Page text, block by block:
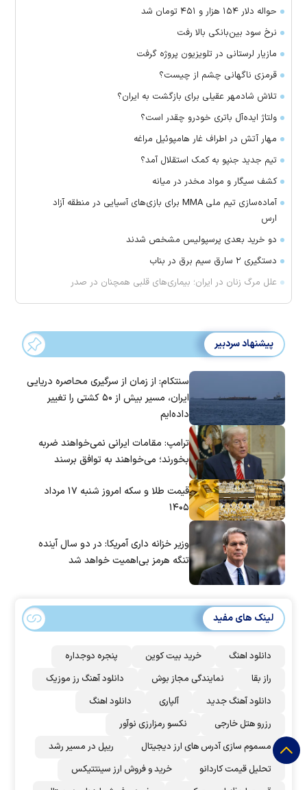
حواله دلار ۱۵۴ هزار و ۴۵۱ تومان شد
نرخ سود بین‌بانکی بالا رفت
مازیار لرستانی در تلویزیون پروژه گرفت
قرمزی ناگهانی چشم از چیست؟
تلاش شادمهر عقیلی برای بازگشت به ایران؟
ولتاژ ایده‌آل باتری خودرو چقدر است؟
مهار آتش در اطراف غار هامپوئیل مراغه
تیم جدید جنپو به کمک استقلال آمد؟
کشف سیگار و مواد مخدر در میانه
آماده‌سازی تیم ملی MMA برای بازی‌های آسیایی در منطقه آزاد
ارس
دو خرید بعدی پرسپولیس مشخص شدند
دستگیری ۲ سارق سیم برق در بناب
علل مرگ زنان در ایران؛ بیماری‌های قلبی همچنان در صدر
پیشنهاد سردبیر
سنتکام: از زمان از سرگیری محاصره دریایی
ایران، مسیر بیش از ۵۰ کشتی را تغییر
داده‌ایم
ترامپ: مقامات ایرانی نمی‌خواهند ضربه
بخورند؛ می‌خواهند به توافق برسند
قیمت طلا و سکه امروز شنبه ۱۷ مرداد
۱۴۰۵
وزیر خزانه داری آمریکا: در دو سال آینده
تنگه هرمز بی‌اهمیت خواهد شد
لینک های مفید
دانلود اهنگ خرید بیت کوین
پنجره دوجداره
راز بقا
نمایندگی مجاز بوش
دانلود آهنگ رز‌ موزیک
دانلود آهنگ جدید
آلپاری
دانلود اهنگ
رزرو هتل خارجی
نکسو رمزارزی نوآور
مسموم سازی آدرس های ارز دیجیتال
ریپل در مسیر رشد
تحلیل قیمت کاردانو
خرید و فروش ارز سینتتیکس